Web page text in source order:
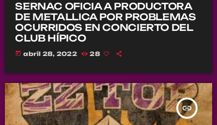
SERNAC OFICIA A PRODUCTORA
DE METALLICA POR PROBLEMAS
OCURRIDOS EN CONCIERTO DEL
CLUB HÍPICO
today abril 28, 2022 28
insert_link